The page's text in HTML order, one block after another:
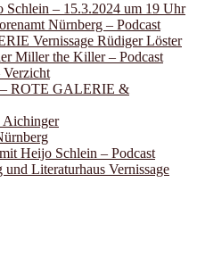
– 15.3.2024 um 19 Uhr
Nürnberg – Podcast
Vernissage Rüdiger Löster
Miller the Killer – Podcast
– ROTE GALERIE &
Aichinger
Heijo Schlein – Podcast
Literaturhaus Vernissage